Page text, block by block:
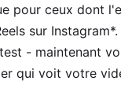
pour ceux dont
sur
- maintenant
qui voit votre